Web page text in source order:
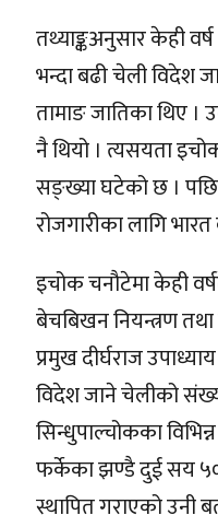
तथ्याङ्कअनुसार केही
भन्दा बढी चेली विदेश
तामाङ जातिका थिए
नै थियो । त्यसयता
सङ्ख्या घटेको छ ।
रोजगारीका लागि
इचोक चनौटेमा केही
बेचबिखन नियन्त्रण
प्रमुख दीर्घराज
विदेश जाने चेलीको
सिन्धुपाल्चोकका
फर्केका झण्डै दुई सय
स्थापित गराएको उनी